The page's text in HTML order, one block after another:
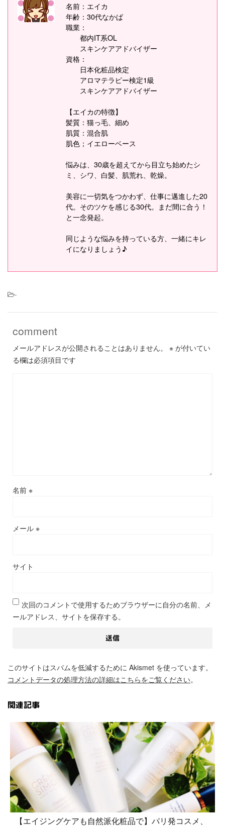
名前：エイカ
年齢：30代なかば
職業：
都内IT系OL
スキンケアアドバイザー
資格：
日本化粧品検定
アロマテラピー検定1級
スキンケアアドバイザー
【エイカの特徴】
髪質：猫っ毛、細め
肌質：混合肌
肌色；イエローベース
悩みは、30歳を超えてから目立ち始めたシ
ミ、シワ、白髪、肌荒れ、乾燥。
美容に一切気をつかわず、仕事に邁進した20
代。そのツケを感じる30代。まだ間に合う！
と一念発起。
同じような悩みを持っている方、一緒にキレ
イになりましょう♪
-
comment
メールアドレスが公開されることはありません。 ※ が付いてい
る欄は必須項目です
名前 ※
メール ※
サイト
次回のコメントで使用するためブラウザーに自分の名前、メ
ールアドレス、サイトを保存する。
このサイトはスパムを低減するために Akismet を使っています。
コメントデータの処理方法の詳細はこちらをご覧ください。
関連記事
【エイジングケアも自然派化粧品で】パリ発コスメ、